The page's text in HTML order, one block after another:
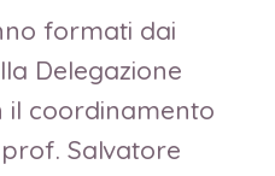
formati dai
Delegazione
il coordinamento
Salvatore